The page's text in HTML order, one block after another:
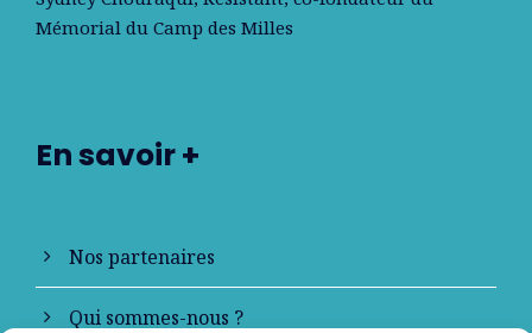
Mémorial du Camp des Milles
En savoir +
Nos partenaires
Qui sommes-nous ?